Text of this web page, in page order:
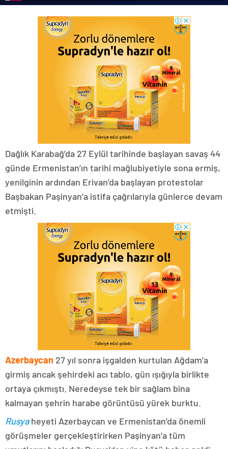
Dağlık Karabağ’da 27 Eylül tarihinde başlayan savaş 44
günde Ermenistan’ın tarihi mağlubiyetiyle sona ermiş,
yenilginin ardından Erivan’da başlayan protestolar
Başbakan Paşinyan’a istifa çağrılarıyla günlerce devam
etmişti.
Azerbaycan 27 yıl sonra işgalden kurtulan Ağdam’a
girmiş ancak şehirdeki acı tablo, gün ışığıyla birlikte
ortaya çıkmıştı. Neredeyse tek bir sağlam bina
kalmayan şehrin harabe görüntüsü yürek burktu.
Rusyaheyeti Azerbaycan ve Ermenistan’da önemli
görüşmeler gerçekleştirirken Paşinyan’a tüm